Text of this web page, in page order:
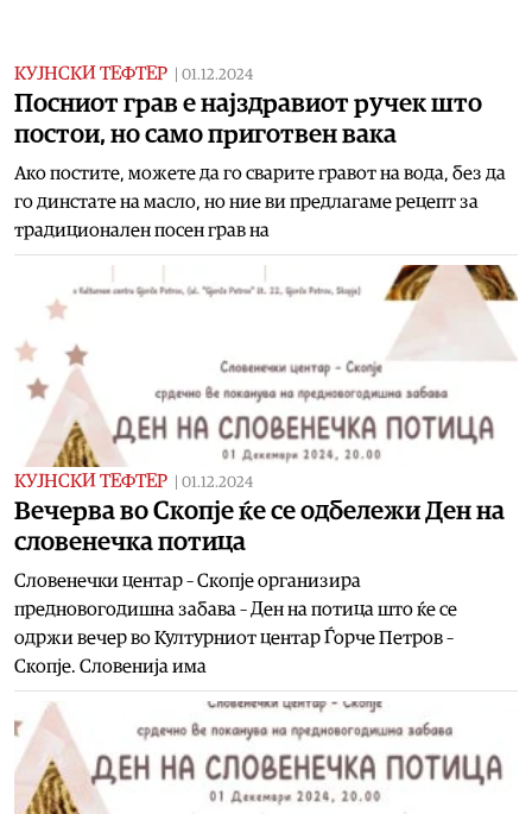
КУЈНСКИ ТЕФТЕР 01.12.2024
Посниот грав е најздравиот ручек што
постои, но само приготвен вака
Ако постите, можете да го сварите гравот на вода, без да
го динстате на масло, но ние ви предлагаме рецепт за
традиционален посен грав на
КУЈНСКИ ТЕФТЕР 01.12.2024
Вечерва во Скопје ќе се одбележи Ден на
словенечка потица
Словенечки центар – Скопје организира
предновогодишна забава – Ден на потица што ќе се
одржи вечер во Културниот центар Ѓорче Петров –
Скопје. Словенија има